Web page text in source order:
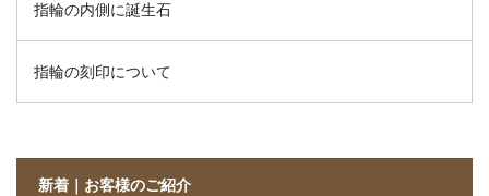
指輪の内側に誕生石
指輪の刻印について
新着｜お客様のご紹介